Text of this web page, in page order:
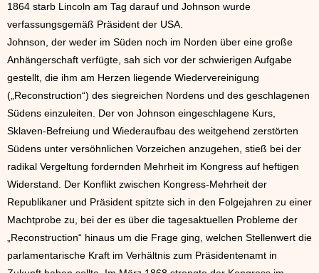
1864 starb Lincoln am Tag darauf und Johnson wurde
verfassungsgemäß Präsident der USA.
Johnson, der weder im Süden noch im Norden über eine große
Anhängerschaft verfügte, sah sich vor der schwierigen Aufgabe
gestellt, die ihm am Herzen liegende Wiedervereinigung
(„Reconstruction“) des siegreichen Nordens und des geschlagenen
Südens einzuleiten. Der von Johnson eingeschlagene Kurs,
Sklaven-Befreiung und Wiederaufbau des weitgehend zerstörten
Südens unter versöhnlichen Vorzeichen anzugehen, stieß bei der
radikal Vergeltung fordernden Mehrheit im Kongress auf heftigen
Widerstand. Der Konflikt zwischen Kongress-Mehrheit der
Republikaner und Präsident spitzte sich in den Folgejahren zu einer
Machtprobe zu, bei der es über die tagesaktuellen Probleme der
„Reconstruction“ hinaus um die Frage ging, welchen Stellenwert die
parlamentarische Kraft im Verhältnis zum Präsidentenamt in